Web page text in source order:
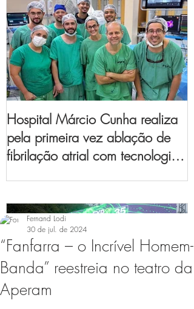
Hospital Márcio Cunha realiza
pela primeira vez ablação de
fibrilação atrial com tecnologia
“Fanfarra – o Incrível Homem-
Banda” reestreia no teatro da
Aperam
Fernand Lodi
30 de jul. de 2024